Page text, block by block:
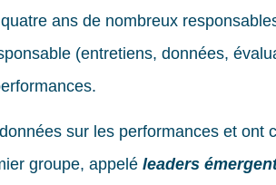
ans de nombreux
(entretiens, données,
sur les performances et ont
groupe, appelé leaders